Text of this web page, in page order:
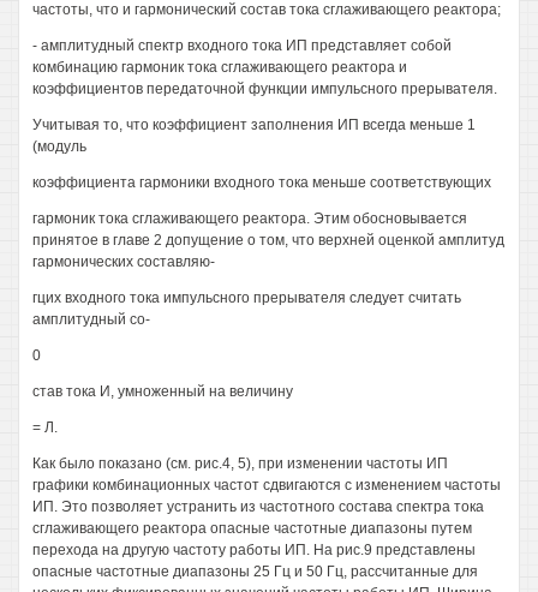
частоты, что и гармонический состав тока сглаживающего реактора;
- амплитудный спектр входного тока ИП представляет собой
комбинацию гармоник тока сглаживающего реактора и
коэффициентов передаточной функции импульсного прерывателя.
Учитывая то, что коэффициент заполнения ИП всегда меньше 1
(модуль
коэффициента гармоники входного тока меньше соответствующих
гармоник тока сглаживающего реактора. Этим обосновывается
принятое в главе 2 допущение о том, что верхней оценкой амплитуд
гармонических составляю-
гцих входного тока импульсного прерывателя следует считать
амплитудный со-
0
став тока И, умноженный на величину
= Л.
Как было показано (см. рис.4, 5), при изменении частоты ИП
графики комбинационных частот сдвигаются с изменением частоты
ИП. Это позволяет устранить из частотного состава спектра тока
сглаживающего реактора опасные частотные диапазоны путем
перехода на другую частоту работы ИП. На рис.9 представлены
опасные частотные диапазоны 25 Гц и 50 Гц, рассчитанные для